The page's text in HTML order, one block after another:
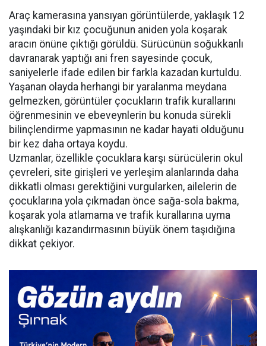
Araç kamerasına yansıyan görüntülerde, yaklaşık 12
yaşındaki bir kız çocuğunun aniden yola koşarak
aracın önüne çıktığı görüldü. Sürücünün soğukkanlı
davranarak yaptığı ani fren sayesinde çocuk,
saniyelerle ifade edilen bir farkla kazadan kurtuldu.
Yaşanan olayda herhangi bir yaralanma meydana
gelmezken, görüntüler çocukların trafik kurallarını
öğrenmesinin ve ebeveynlerin bu konuda sürekli
bilinçlendirme yapmasının ne kadar hayati olduğunu
bir kez daha ortaya koydu.
Uzmanlar, özellikle çocuklara karşı sürücülerin okul
çevreleri, site girişleri ve yerleşim alanlarında daha
dikkatli olması gerektiğini vurgularken, ailelerin de
çocuklarına yola çıkmadan önce sağa-sola bakma,
koşarak yola atlamama ve trafik kurallarına uyma
alışkanlığı kazandırmasının büyük önem taşıdığına
dikkat çekiyor.